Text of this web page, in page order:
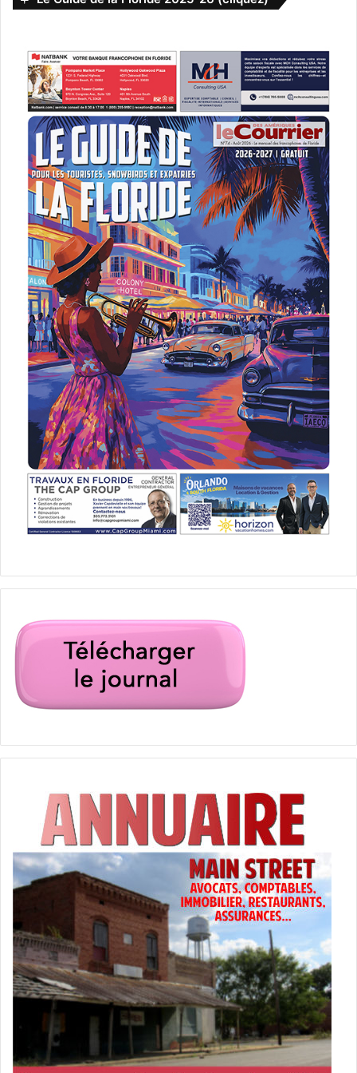
articles, certains médias payent des sommes importantes
fonction de l’argent versé, et pas en fonction de la qualité
de l’information. Si un mauvais blog paye, alors il aura plus
de visibilité que les autres.
Au final Facebook argue qu’il n’a pas besoin des médias,
car « seuls 3% des contenus partagés sur le réseau sont
produits par les médias ». Effectivement, dans ce cas
Facebook devrait interdire complètement les publications
de liens venant de médias, comme il menace de le faire
avec le Canada (après l’Australie).
On verra bien si Facebook arrive ou pas à s’en passer.
Mais le problème n’est pas que le partage de nouvelles ne
représente « que 3% » sur Facebook. Le problème c’est
que ces « 3% » sont essentiels pour financer les médias !
Que les articles soient vus dans un « environnement
Facebook », avec les publicités imposées par le réseau
social, pose donc un problème crucial. Les médias ne
bénéficient pas de leur propre travail, et on peut aussi par
extension préciser que cet argent gagné par Facebook sur
le dos des journalistes Canadiens n’est… pas même
réinvesti au Canada !
En attendant, le bras de fer se poursuit : le gouvernement
d’arrêter leurs publicités sur Facebook.
sommes pas un média basé au Canada : nous espérons
qu’un projet similaire arrive aux Etats-Unis et ailleurs.
Notre journal, Le Courrier des Amériques
la catégorie des « mass média », nous soulignons qu’il
peut être pillé gratuitement.
On ajoutera les louvoiements équivoques de Facebook
pour tout ce qui concerne les médias, les copyrights, la
liberté d’expression ou la restriction des propos illégaux
(diffamation, racisme etc…). Certes, depuis l’arrivée des
réseaux sociaux, les gouvernements se défaussent
souvent sur eux pour faire à la fois la police et la justice à
leur place : traquer et censurer les contrevenants.
Alors, si Facebook ou d’autres réseaux venaient à interdire
la publication de contenus fabriqués par les médias
canadiens, australiens ou autres, ça ne nous semble pas
constituer un problème. Ca n’empêcherait personne de